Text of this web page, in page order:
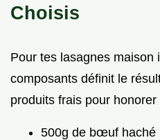
Choisis
Pour tes lasagnes maison
composants définit le
produits frais pour
500g de bœuf haché